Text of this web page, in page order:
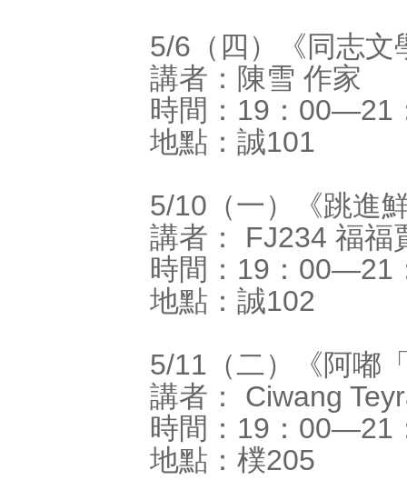
5/6（四）《同志
講者：陳雪 作家
時間：19：00―21
地點：誠101
5/10（一）《跳進
講者： FJ234 福福
時間：19：00―21
地點：誠102
5/11（二）《阿嘟
講者： Ciwang
時間：19：00―21
地點：樸205